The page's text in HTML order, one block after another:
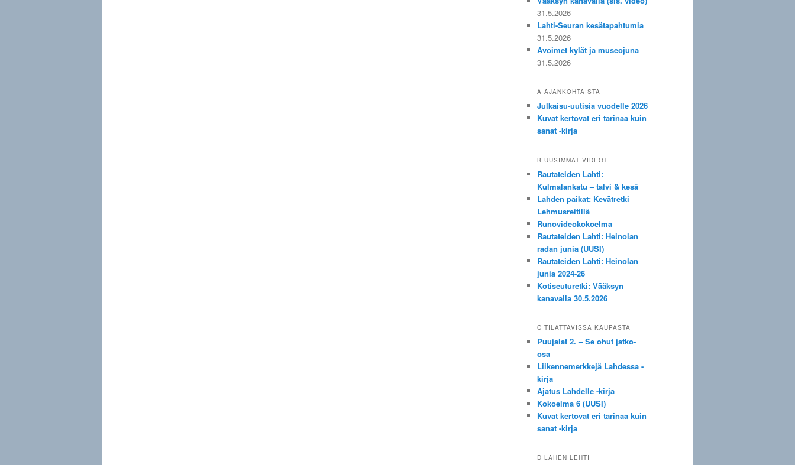
31.5.2026
Lahti-Seuran kesätapahtumia
31.5.2026
Avoimet kylät ja museojuna
31.5.2026
A AJANKOHTAISTA
Julkaisu-uutisia vuodelle 2026
Kuvat kertovat eri tarinaa kuin
sanat -kirja
B UUSIMMAT VIDEOT
Rautateiden Lahti:
Kulmalankatu – talvi & kesä
Lahden paikat: Kevätretki
Lehmusreitillä
Runovideokokoelma
Rautateiden Lahti: Heinolan
radan junia (UUSI)
Rautateiden Lahti: Heinolan
junia 2024-26
Kotiseuturetki: Vääksyn
kanavalla 30.5.2026
C TILATTAVISSA KAUPASTA
Puujalat 2. – Se ohut jatko-
osa
Liikennemerkkejä Lahdessa -
kirja
Ajatus Lahdelle -kirja
Kokoelma 6 (UUSI)
Kuvat kertovat eri tarinaa kuin
sanat -kirja
D LAHEN LEHTI